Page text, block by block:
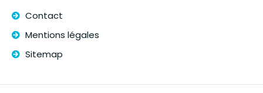
Contact
Mentions légales
Sitemap